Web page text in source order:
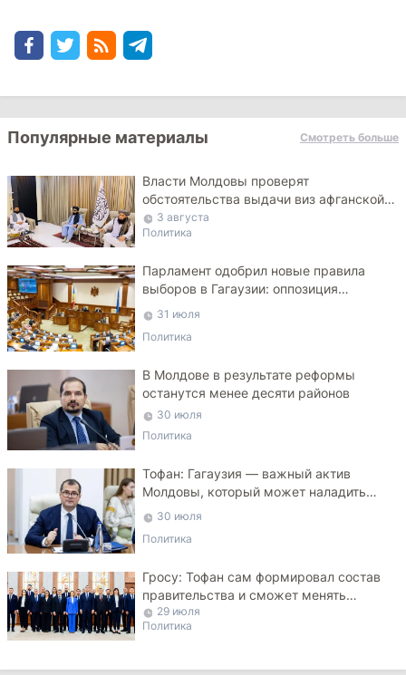
Популярные материалы Смотреть больше
Власти Молдовы проверят
обстоятельства выдачи виз афганской
делегации
3 августа
Политика
Парламент одобрил новые правила
выборов в Гагаузии: оппозиция
критикует законопроект
31 июля
Политика
В Молдове в результате реформы
останутся менее десяти районов
30 июля
Политика
Тофан: Гагаузия — важный актив
Молдовы, который может наладить
мосты с Турцией
30 июля
Политика
Гросу: Тофан сам формировал состав
правительства и сможет менять
министров
29 июля
Политика